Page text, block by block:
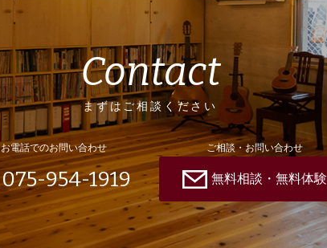
Contact
まずはご相談ください
お電話でのお問い合わせ
075-954-1919
ご相談・お問い合わせ
無料相談・無料体験